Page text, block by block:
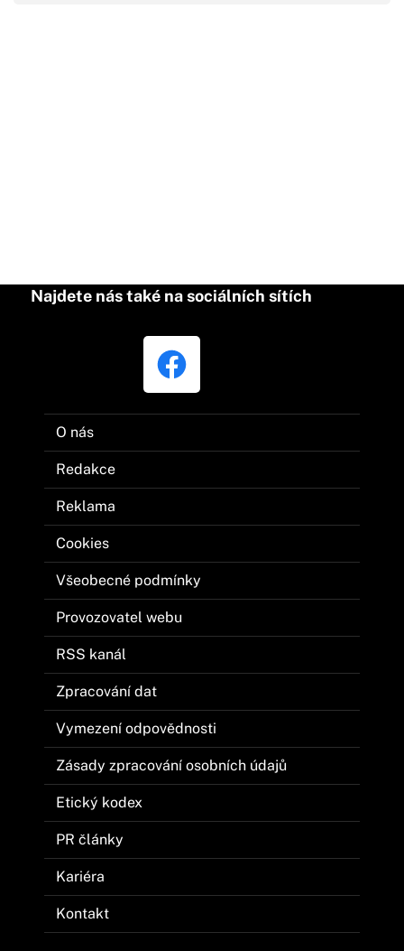
Najdete nás také na sociálních sítích
O nás
Redakce
Reklama
Cookies
Všeobecné podmínky
Provozovatel webu
RSS kanál
Zpracování dat
Vymezení odpovědnosti
Zásady zpracování osobních údajů
Etický kodex
PR články
Kariéra
Kontakt